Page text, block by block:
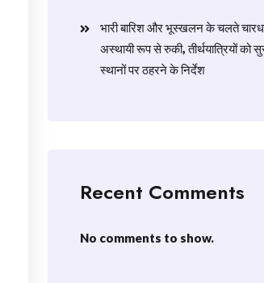
​भारी बारिश और भूस्खलन के चलते
अस्थायी रूप से रुकी, तीर्थयात्रियों को
स्थानों पर ठहरने के निर्देश
Recent Comments
No comments to show.